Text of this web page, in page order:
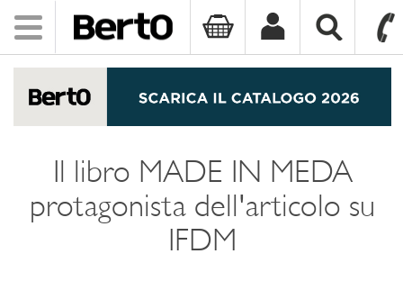
Toggle
navigation
Il libro MADE IN MEDA
protagonista dell'articolo su
IFDM